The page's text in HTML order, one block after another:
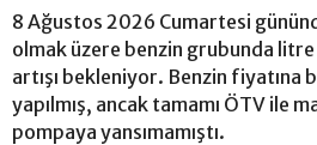
8 Ağustos 2026 Cumartesi
olmak üzere benzin grubunda
artışı bekleniyor. Benzin fiyatına
yapılmış, ancak tamamı ÖTV ile
pompaya yansımamıştı.